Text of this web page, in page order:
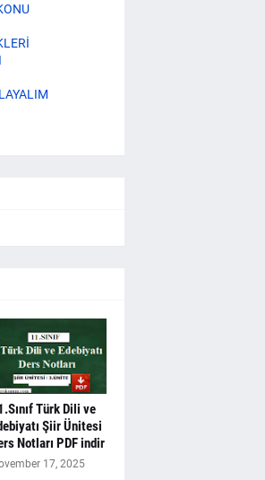
Türk Dili ve
Şiir Ünitesi
Notları PDF indir
17, 2025